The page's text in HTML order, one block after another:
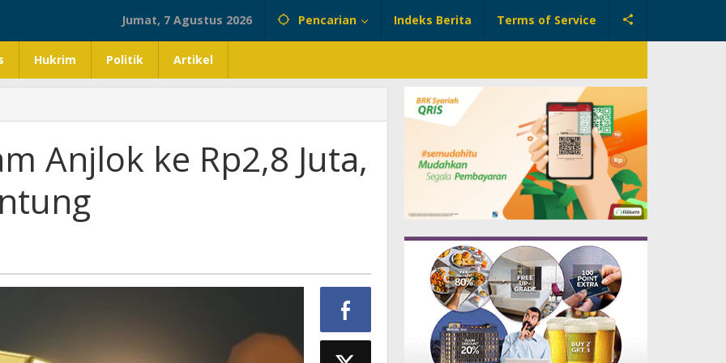
Jumat, 7 Agustus 2026 Pencarian Indeks Berita Terms of Service
Hukrim Politik Artikel
Anjlok ke Rp2,8 Juta,